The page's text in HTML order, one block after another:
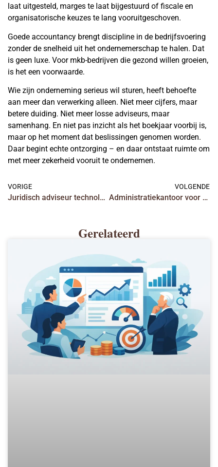
laat uitgesteld, marges te laat bijgestuurd of fiscale en
organisatorische keuzes te lang vooruitgeschoven.
Goede accountancy brengt discipline in de bedrijfsvoering
zonder de snelheid uit het ondernemerschap te halen. Dat
is geen luxe. Voor mkb-bedrijven die gezond willen groeien,
is het een voorwaarde.
Wie zijn onderneming serieus wil sturen, heeft behoefte
aan meer dan verwerking alleen. Niet meer cijfers, maar
betere duiding. Niet meer losse adviseurs, maar
samenhang. En niet pas inzicht als het boekjaar voorbij is,
maar op het moment dat beslissingen genomen worden.
Daar begint echte ontzorging – en daar ontstaat ruimte om
met meer zekerheid vooruit te ondernemen.
VORIGE
Juridisch adviseur technologie
VOLGENDE
Administratiekantoor voor ondernemers kiezen
Gerelateerd